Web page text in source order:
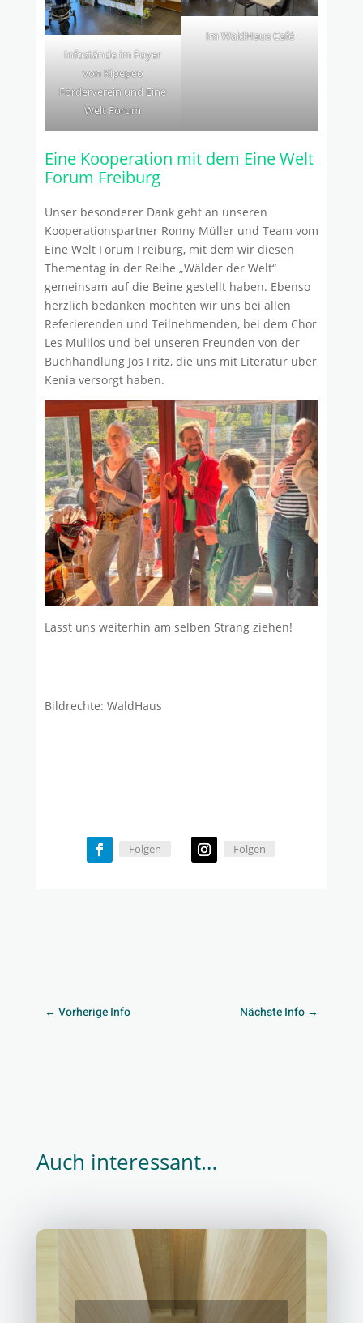
Infostände im Foyer
von Kipepeo
Förderverein und Eine
Welt Forum
Im WaldHaus Café
Eine Kooperation mit dem Eine Welt
Forum Freiburg
Unser besonderer Dank geht an unseren
Kooperationspartner Ronny Müller und Team vom
Eine Welt Forum Freiburg, mit dem wir diesen
Thementag in der Reihe „Wälder der Welt“
gemeinsam auf die Beine gestellt haben. Ebenso
herzlich bedanken möchten wir uns bei allen
Referierenden und Teilnehmenden, bei dem Chor
Les Mulilos und bei unseren Freunden von der
Buchhandlung Jos Fritz, die uns mit Literatur über
Kenia versorgt haben.
Lasst uns weiterhin am selben Strang ziehen!
Bildrechte: WaldHaus
Folgen Folgen
← Vorherige Info Nächste Info →
Auch interessant…